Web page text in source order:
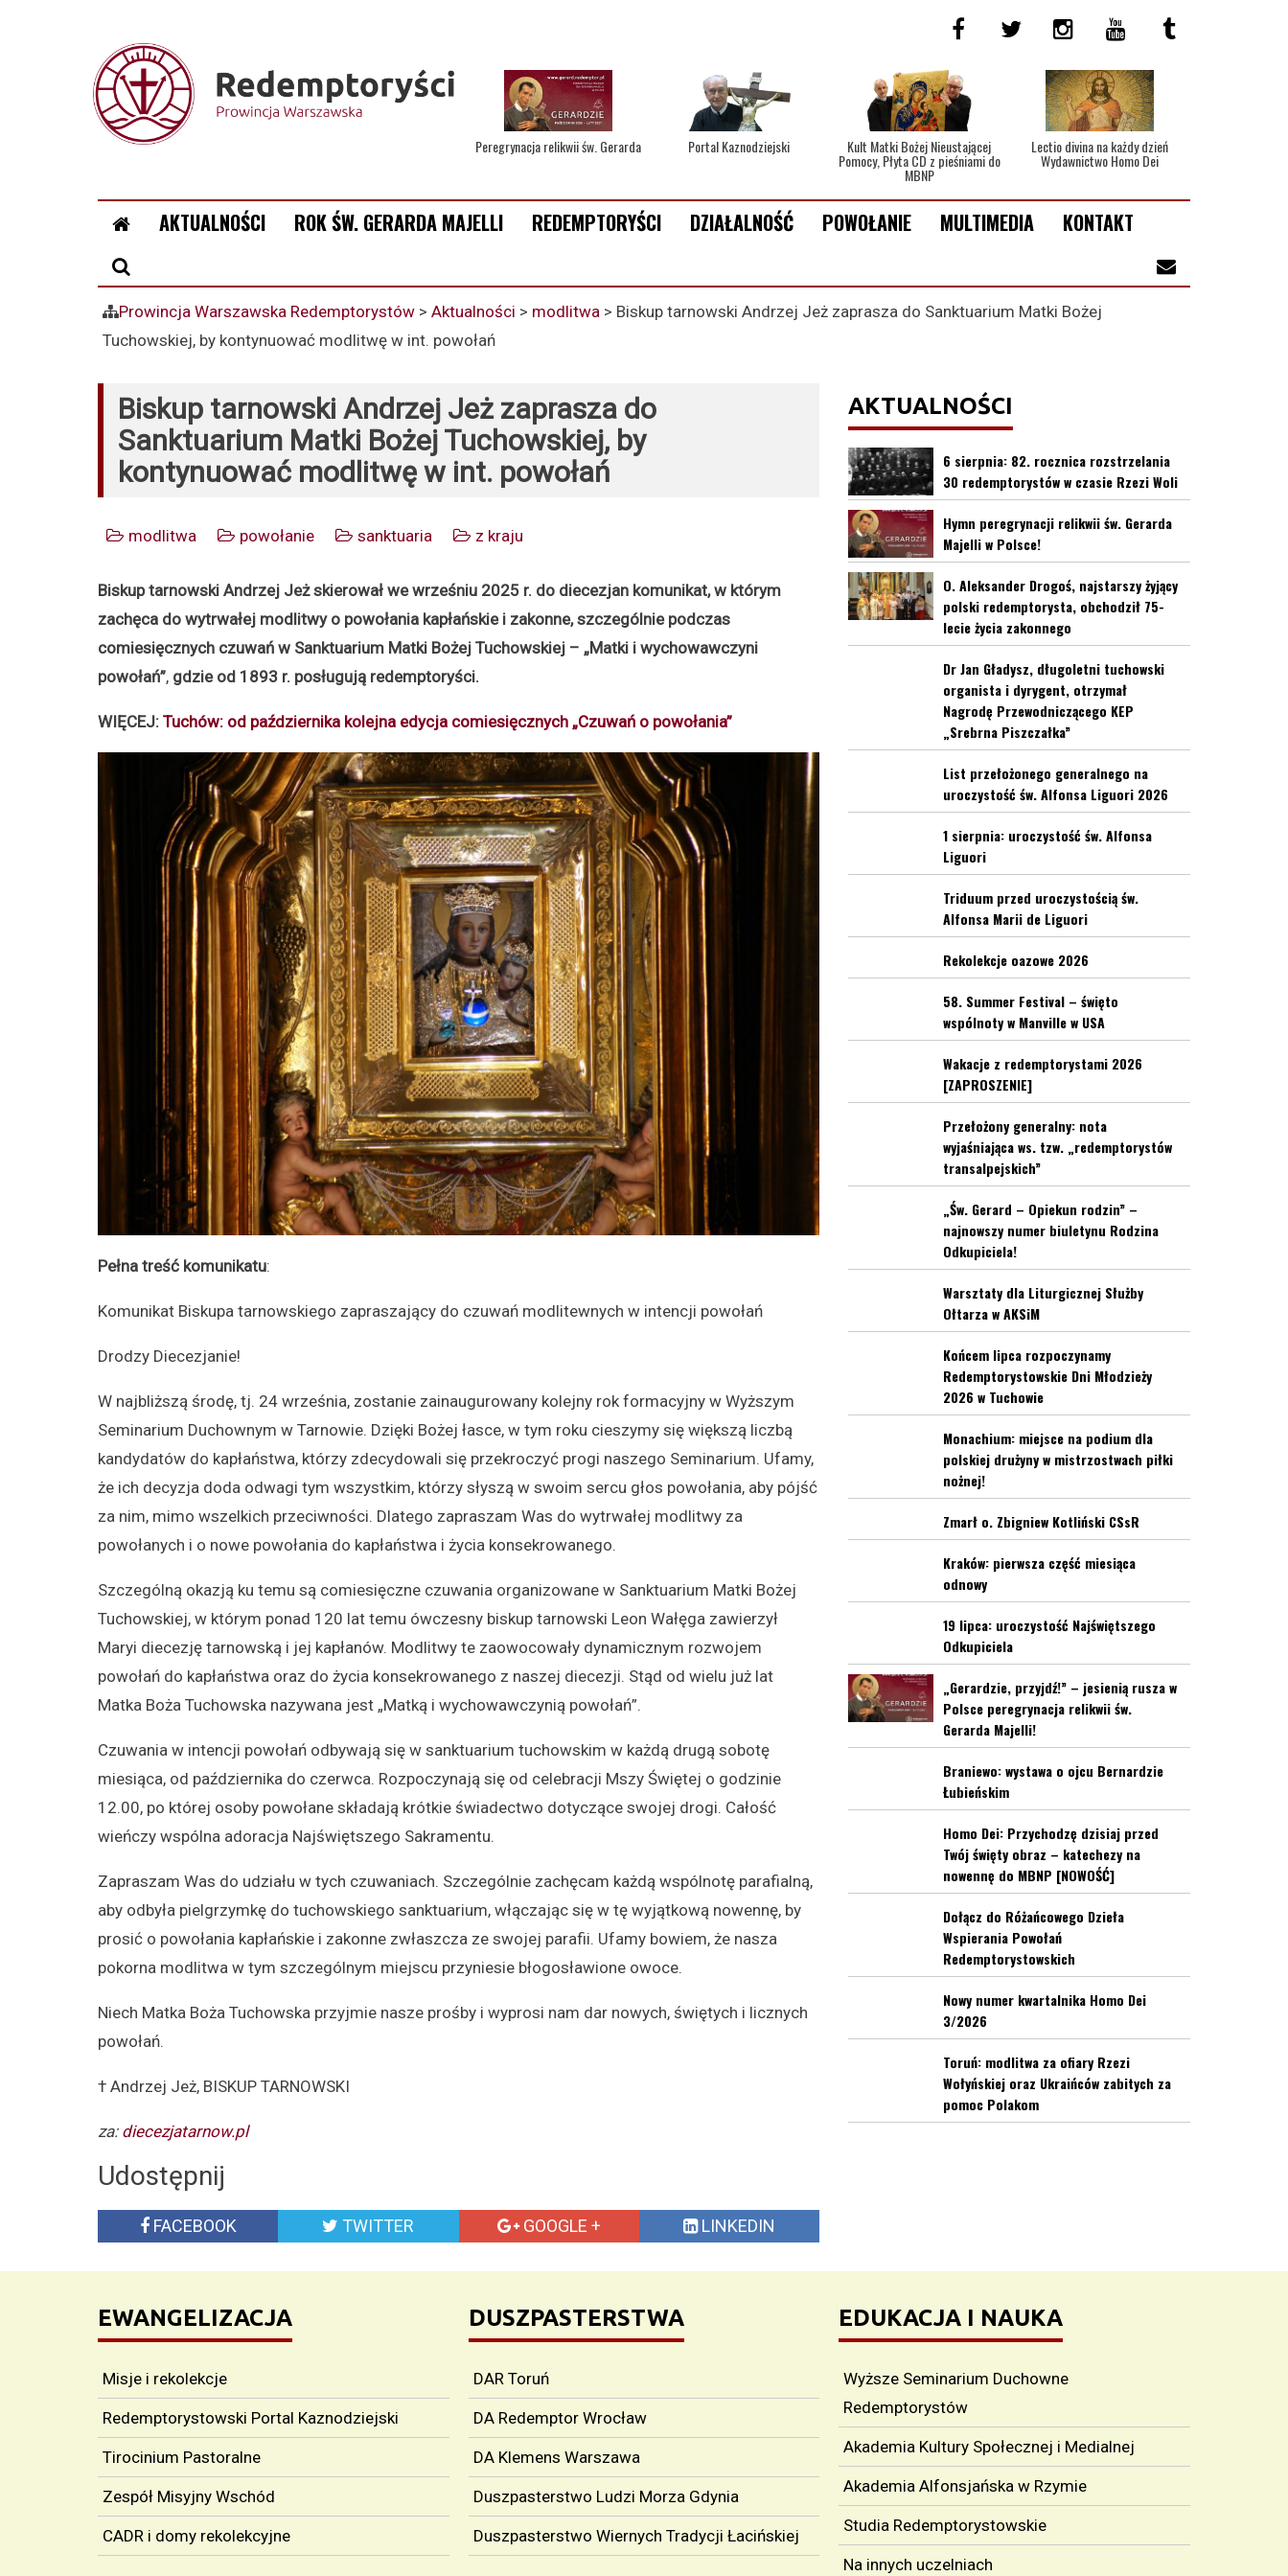
Lectio divina na każdy dzień
Wydawnictwo Homo Dei
Kult Matki Bożej Nieustającej
Pomocy, Płyta CD z pieśniami do
MBNP
Portal Kaznodziejski
Peregrynacja relikwii św. Gerarda
AKTUALNOŚCI ROK ŚW. GERARDA MAJELLI REDEMPTORYŚCI DZIAŁALNOŚĆ POWOŁANIE MULTIMEDIA KONTAKT
Prowincja Warszawska Redemptorystów > Aktualności > modlitwa > Biskup tarnowski Andrzej Jeż zaprasza do Sanktuarium Matki Bożej
Tuchowskiej, by kontynuować modlitwę w int. powołań
Biskup tarnowski Andrzej Jeż zaprasza do
Sanktuarium Matki Bożej Tuchowskiej, by
kontynuować modlitwę w int. powołań
modlitwa powołanie sanktuaria z kraju
Biskup tarnowski Andrzej Jeż skierował we wrześniu 2025 r. do diecezjan komunikat, w którym
zachęca do wytrwałej modlitwy o powołania kapłańskie i zakonne, szczególnie podczas
comiesięcznych czuwań w Sanktuarium Matki Bożej Tuchowskiej – „Matki i wychowawczyni
powołań”, gdzie od 1893 r. posługują redemptoryści.
WIĘCEJ: Tuchów: od października kolejna edycja comiesięcznych „Czuwań o powołania”
Pełna treść komunikatu:
Komunikat Biskupa tarnowskiego zapraszający do czuwań modlitewnych w intencji powołań
Drodzy Diecezjanie!
W najbliższą środę, tj. 24 września, zostanie zainaugurowany kolejny rok formacyjny w Wyższym
Seminarium Duchownym w Tarnowie. Dzięki Bożej łasce, w tym roku cieszymy się większą liczbą
kandydatów do kapłaństwa, którzy zdecydowali się przekroczyć progi naszego Seminarium. Ufamy,
że ich decyzja doda odwagi tym wszystkim, którzy słyszą w swoim sercu głos powołania, aby pójść
za nim, mimo wszelkich przeciwności. Dlatego zapraszam Was do wytrwałej modlitwy za
powołanych i o nowe powołania do kapłaństwa i życia konsekrowanego.
Szczególną okazją ku temu są comiesięczne czuwania organizowane w Sanktuarium Matki Bożej
Tuchowskiej, w którym ponad 120 lat temu ówczesny biskup tarnowski Leon Wałęga zawierzył
Maryi diecezję tarnowską i jej kapłanów. Modlitwy te zaowocowały dynamicznym rozwojem
powołań do kapłaństwa oraz do życia konsekrowanego z naszej diecezji. Stąd od wielu już lat
Matka Boża Tuchowska nazywana jest „Matką i wychowawczynią powołań”.
Czuwania w intencji powołań odbywają się w sanktuarium tuchowskim w każdą drugą sobotę
miesiąca, od października do czerwca. Rozpoczynają się od celebracji Mszy Świętej o godzinie
12.00, po której osoby powołane składają krótkie świadectwo dotyczące swojej drogi. Całość
wieńczy wspólna adoracja Najświętszego Sakramentu.
Zapraszam Was do udziału w tych czuwaniach. Szczególnie zachęcam każdą wspólnotę parafialną,
aby odbyła pielgrzymkę do tuchowskiego sanktuarium, włączając się w tę wyjątkową nowennę, by
prosić o powołania kapłańskie i zakonne zwłaszcza ze swojej parafii. Ufamy bowiem, że nasza
pokorna modlitwa w tym szczególnym miejscu przyniesie błogosławione owoce.
Niech Matka Boża Tuchowska przyjmie nasze prośby i wyprosi nam dar nowych, świętych i licznych
powołań.
† Andrzej Jeż, BISKUP TARNOWSKI
za: diecezjatarnow.pl
Udostępnij
FACEBOOK TWITTER GOOGLE + LINKEDIN
AKTUALNOŚCI
6 sierpnia: 82. rocznica rozstrzelania
30 redemptorystów w czasie Rzezi Woli
Hymn peregrynacji relikwii św. Gerarda
Majelli w Polsce!
O. Aleksander Drogoś, najstarszy żyjący
polski redemptorysta, obchodził 75-
lecie życia zakonnego
Dr Jan Gładysz, długoletni tuchowski
organista i dyrygent, otrzymał
Nagrodę Przewodniczącego KEP
„Srebrna Piszczałka”
List przełożonego generalnego na
uroczystość św. Alfonsa Liguori 2026
1 sierpnia: uroczystość św. Alfonsa
Liguori
Triduum przed uroczystością św.
Alfonsa Marii de Liguori
Rekolekcje oazowe 2026
58. Summer Festival – święto
wspólnoty w Manville w USA
Wakacje z redemptorystami 2026
[ZAPROSZENIE]
Przełożony generalny: nota
wyjaśniająca ws. tzw. „redemptorystów
transalpejskich”
„Św. Gerard – Opiekun rodzin” –
najnowszy numer biuletynu Rodzina
Odkupiciela!
Warsztaty dla Liturgicznej Służby
Ołtarza w AKSiM
Końcem lipca rozpoczynamy
Redemptorystowskie Dni Młodzieży
2026 w Tuchowie
Monachium: miejsce na podium dla
polskiej drużyny w mistrzostwach piłki
nożnej!
Zmarł o. Zbigniew Kotliński CSsR
Kraków: pierwsza część miesiąca
odnowy
19 lipca: uroczystość Najświętszego
Odkupiciela
„Gerardzie, przyjdź!” – jesienią rusza w
Polsce peregrynacja relikwii św.
Gerarda Majelli!
Braniewo: wystawa o ojcu Bernardzie
Łubieńskim
Homo Dei: Przychodzę dzisiaj przed
Twój święty obraz – katechezy na
nowennę do MBNP [NOWOŚĆ]
Dołącz do Różańcowego Dzieła
Wspierania Powołań
Redemptorystowskich
Nowy numer kwartalnika Homo Dei
3/2026
Toruń: modlitwa za ofiary Rzezi
Wołyńskiej oraz Ukraińców zabitych za
pomoc Polakom
EWANGELIZACJA
Misje i rekolekcje
Redemptorystowski Portal Kaznodziejski
Tirocinium Pastoralne
Zespół Misyjny Wschód
CADR i domy rekolekcyjne
DUSZPASTERSTWA
DAR Toruń
DA Redemptor Wrocław
DA Klemens Warszawa
Duszpasterstwo Ludzi Morza Gdynia
Duszpasterstwo Wiernych Tradycji Łacińskiej
EDUKACJA I NAUKA
Wyższe Seminarium Duchowne
Redemptorystów
Akademia Kultury Społecznej i Medialnej
Akademia Alfonsjańska w Rzymie
Studia Redemptorystowskie
Na innych uczelniach